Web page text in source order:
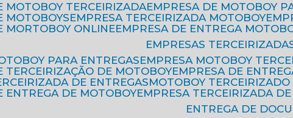
MOTOBOY TERCEIRIZADA
EMPRESA DE MOTOBOY
MOTOBOYS
EMPRESA TERCEIRIZADA MOTOBOY
MORTOBOY ONLINE
EMPRESA DE ENTREGA
EMPRESAS
PARA ENTREGAS
EMPRESA MOTOBOY
TERCEIRIZAÇÃO DE MOTOBOY
EMPRESA DE
DE ENTREGAS
MOTOBOY
ENTREGA DE MOTOBOY
EMPRESA TERCEIRIZADA
ENTREGA DE